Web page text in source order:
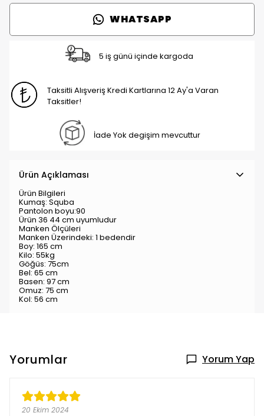
WHATSAPP
5 iş günü içinde kargoda
Taksitli Alışveriş Kredi Kartlarına 12 Ay'a Varan
Taksitler!
İade Yok degişim mevcuttur
Ürün Açıklaması
Ürün Bilgileri
Kumaş: Squba
Pantolon boyu:90
Ürün 36 44 cm uyumludur
Manken Ölçüleri
Manken Üzerindeki: 1 bedendir
Boy: 165 cm
Kilo: 55kg
Göğüs: 75cm
Bel: 65 cm
Basen: 97 cm
Omuz: 75 cm
Kol: 56 cm
Yorumlar Yorum Yap
20 Ekim 2024